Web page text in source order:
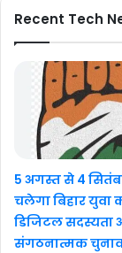
Recent Tech
5 अगस्त से 4
चलेगा बिहार युवा
डिजिटल सदस्यता
संगठनात्मक चुनाव